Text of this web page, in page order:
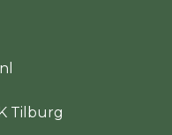
Tilburg